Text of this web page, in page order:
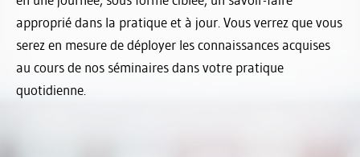
approprié dans la pratique et à jour. Vous verrez que vous
serez en mesure de déployer les connaissances acquises
au cours de nos séminaires dans votre pratique
quotidienne.